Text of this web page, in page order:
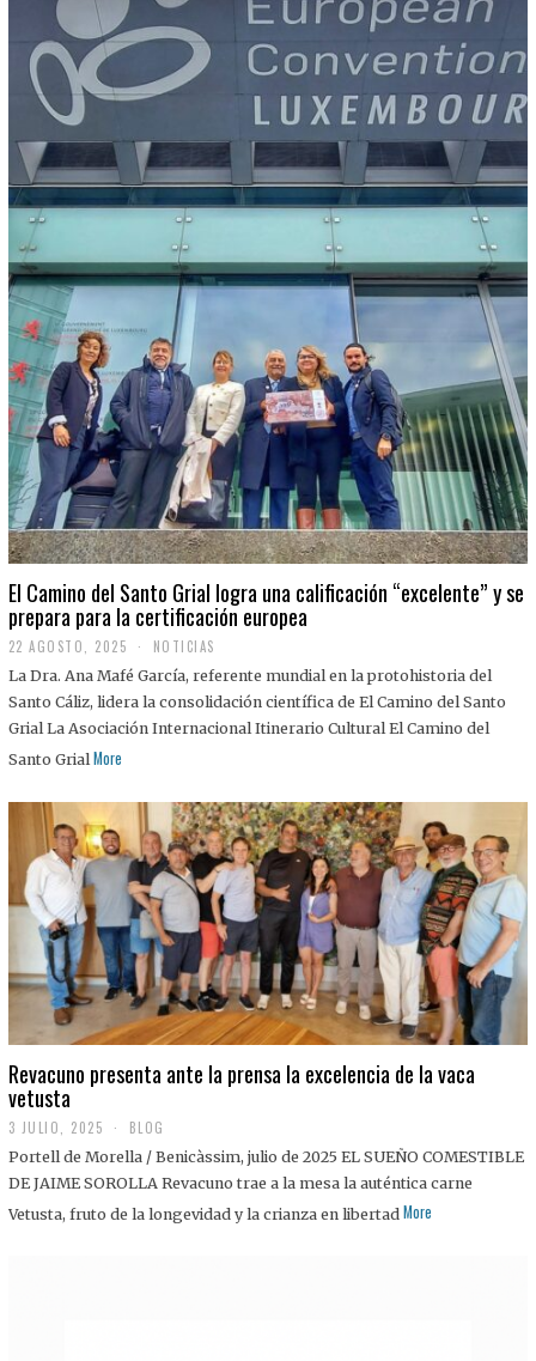
El Camino del Santo Grial logra una calificación “excelente” y se
prepara para la certificación europea
22 AGOSTO, 2025
2
A
G
O
S
2
5
NOTICIAS
La Dra. Ana Mafé García, referente mundial en la protohistoria del
Santo Cáliz, lidera la consolidación científica de El Camino del Santo
Grial La Asociación Internacional Itinerario Cultural El Camino del
Santo Grial More
Revacuno presenta ante la prensa la excelencia de la vaca
vetusta
3 JULIO, 2025
J
U
I
BLOG
Portell de Morella / Benicàssim, julio de 2025 EL SUEÑO COMESTIBLE
DE JAIME SOROLLA Revacuno trae a la mesa la auténtica carne
Vetusta, fruto de la longevidad y la crianza en libertad More